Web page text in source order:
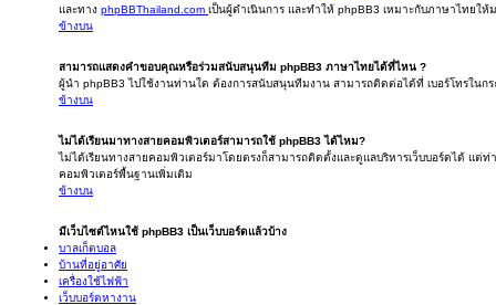
และทาง phpBBThailand.com เป็นผู้ดำเนินการ และทำให้ phpBB3 เหมาะกับภาษาไทยให้
ข้างบน
สามารถแสดงคำขอบคุณหรือร่วมสนับสนุนทีม phpBB3 ภาษาไทยได้ที่ไหน ?
ผู้นำ phpBB3 ไปใช้งานท่านใด ต้องการสนับสนุนทีมงาน สามารถติดต่อได้ที่ เบอร์โทรในก
ข้างบน
ไม่ได้เรียนมาทางสายคอมพิวเตอร์สามารถใช้ phpBB3 ได้ไหม?
ไม่ได้เรียนทางสายคอมพิวเตอร์มาโดยตรงก็สามารถติดตั้งและดูแลบริหารเว็บบอร์ดได้ แต่
คอมพิวเตอร์พื้นฐานเพิ่มเติม
ข้างบน
มีเว็บไซต์ไหนใช้ phpBB3 เป็นเว็บบอร์ดแล้วบ้าง
บาลเก็ตบอล
บ้านที่อยู่อาศัย
เครื่องใช้ไฟฟ้า
เว็บบอร์ดหางาน